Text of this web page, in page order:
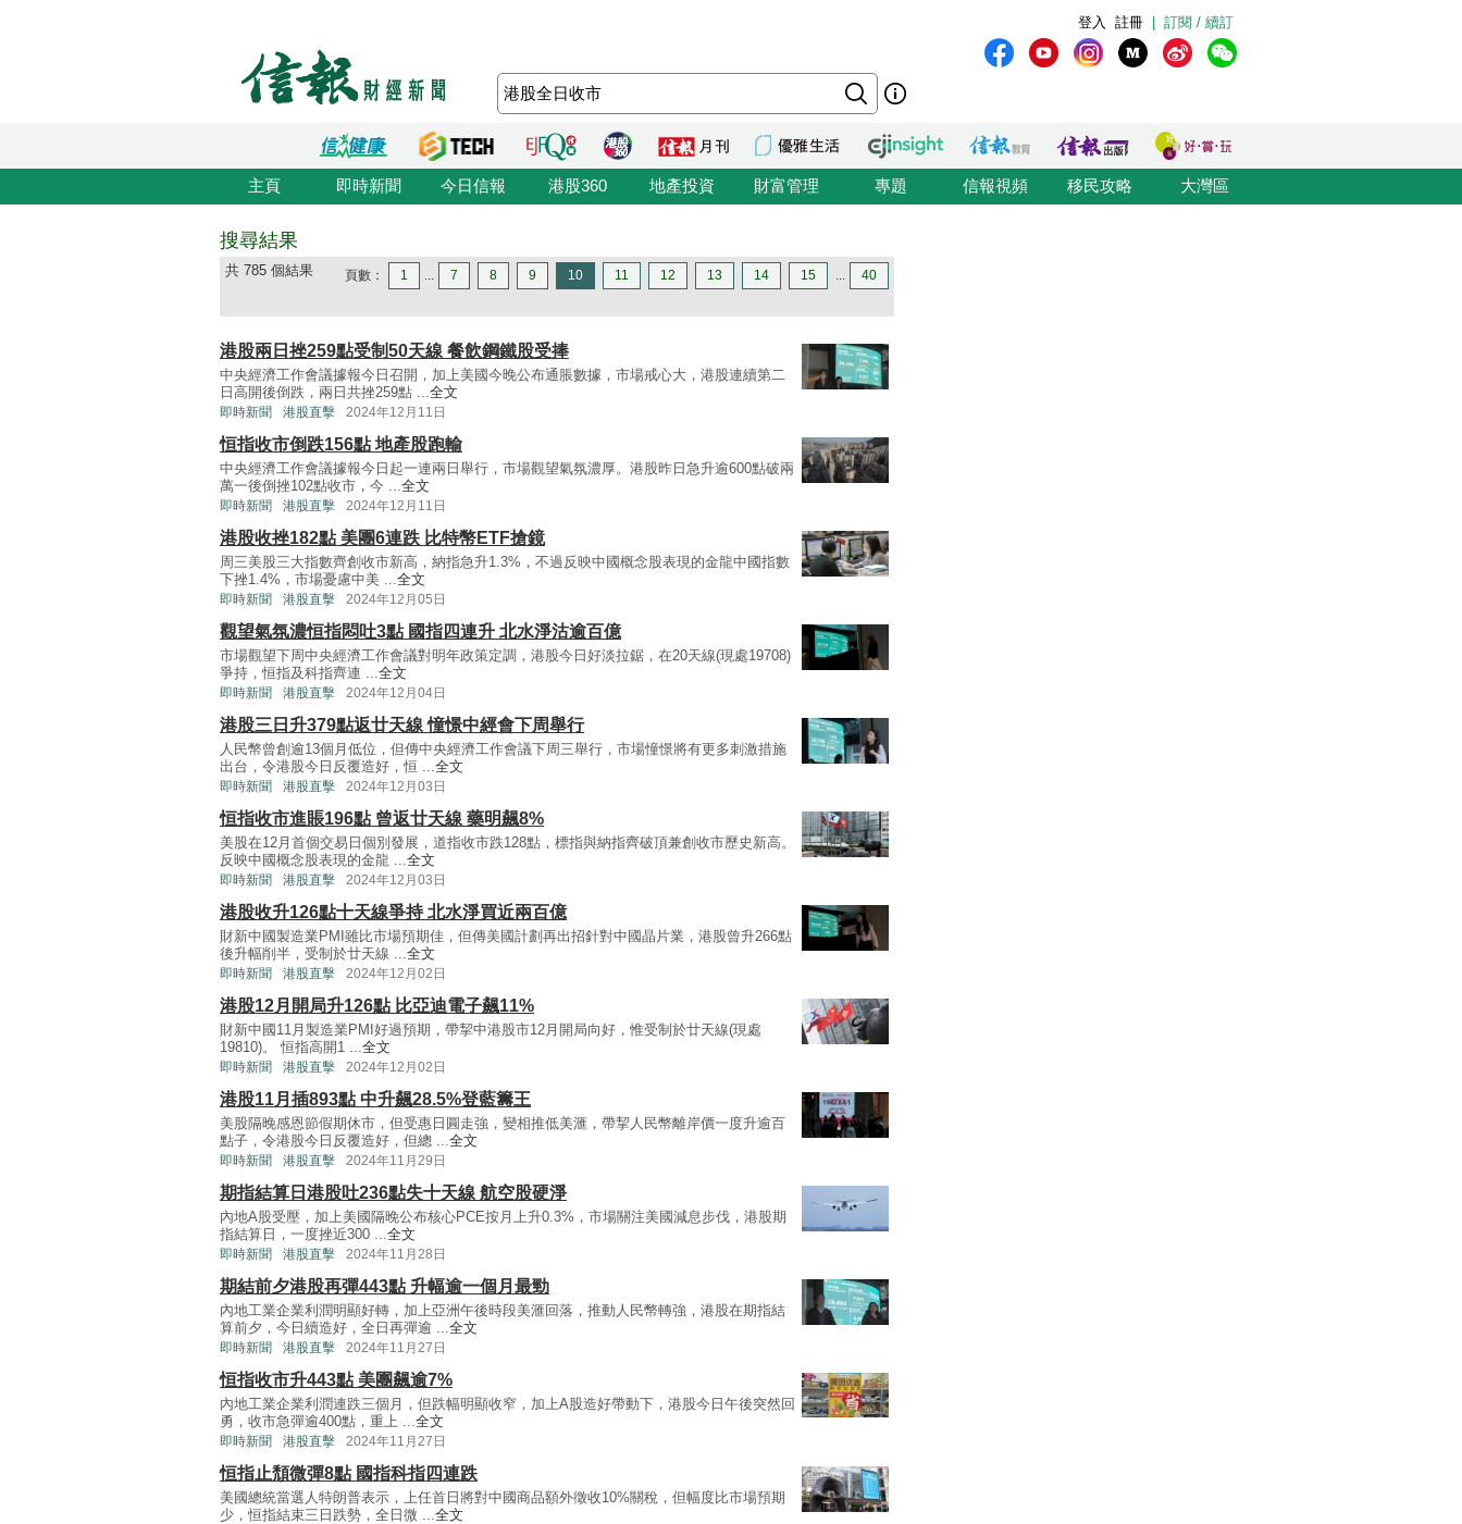
訂閱 / 續訂
註冊
登入
主頁 即時新聞 今日信報 港股360 地產投資 財富管理 專題 信報視頻 移民攻略 大灣區
搜尋結果
共 785 個結果 頁數： 1 ... 7 8 9 10 11 12 13 14 15 ... 40
港股兩日挫259點受制50天線 餐飲鋼鐵股受捧
中央經濟工作會議據報今日召開，加上美國今晚公布通脹數據，市場戒心大，港股連續第二
日高開後倒跌，兩日共挫259點 ...全文
即時新聞 港股直擊 2024年12月11日
恒指收市倒跌156點 地產股跑輸
中央經濟工作會議據報今日起一連兩日舉行，市場觀望氣氛濃厚。港股昨日急升逾600點破兩
萬一後倒挫102點收市，今 ...全文
即時新聞 港股直擊 2024年12月11日
港股收挫182點 美團6連跌 比特幣ETF搶鏡
周三美股三大指數齊創收市新高，納指急升1.3%，不過反映中國概念股表現的金龍中國指數
下挫1.4%，市場憂慮中美 ...全文
即時新聞 港股直擊 2024年12月05日
觀望氣氛濃恒指悶吐3點 國指四連升 北水淨沽逾百億
市場觀望下周中央經濟工作會議對明年政策定調，港股今日好淡拉鋸，在20天線(現處19708)
爭持，恒指及科指齊連 ...全文
即時新聞 港股直擊 2024年12月04日
港股三日升379點返廿天線 憧憬中經會下周舉行
人民幣曾創逾13個月低位，但傳中央經濟工作會議下周三舉行，市場憧憬將有更多刺激措施
出台，令港股今日反覆造好，恒 ...全文
即時新聞 港股直擊 2024年12月03日
恒指收市進賬196點 曾返廿天線 藥明飆8%
美股在12月首個交易日個別發展，道指收市跌128點，標指與納指齊破頂兼創收市歷史新高。
反映中國概念股表現的金龍 ...全文
即時新聞 港股直擊 2024年12月03日
港股收升126點十天線爭持 北水淨買近兩百億
財新中國製造業PMI雖比市場預期佳，但傳美國計劃再出招針對中國晶片業，港股曾升266點
後升幅削半，受制於廿天線 ...全文
即時新聞 港股直擊 2024年12月02日
港股12月開局升126點 比亞迪電子飆11%
財新中國11月製造業PMI好過預期，帶挈中港股市12月開局向好，惟受制於廿天線(現處
19810)。 恒指高開1 ...全文
即時新聞 港股直擊 2024年12月02日
港股11月插893點 中升飆28.5%登藍籌王
美股隔晚感恩節假期休市，但受惠日圓走強，變相推低美滙，帶挈人民幣離岸價一度升逾百
點子，令港股今日反覆造好，但總 ...全文
即時新聞 港股直擊 2024年11月29日
期指結算日港股吐236點失十天線 航空股硬淨
內地A股受壓，加上美國隔晚公布核心PCE按月上升0.3%，市場關注美國減息步伐，港股期
指結算日，一度挫近300 ...全文
即時新聞 港股直擊 2024年11月28日
期結前夕港股再彈443點 升幅逾一個月最勁
內地工業企業利潤明顯好轉，加上亞洲午後時段美滙回落，推動人民幣轉強，港股在期指結
算前夕，今日續造好，全日再彈逾 ...全文
即時新聞 港股直擊 2024年11月27日
恒指收市升443點 美團飆逾7%
內地工業企業利潤連跌三個月，但跌幅明顯收窄，加上A股造好帶動下，港股今日午後突然回
勇，收市急彈逾400點，重上 ...全文
即時新聞 港股直擊 2024年11月27日
恒指止頹微彈8點 國指科指四連跌
美國總統當選人特朗普表示，上任首日將對中國商品額外徵收10%關稅，但幅度比市場預期
少，恒指結束三日跌勢，全日微 ...全文